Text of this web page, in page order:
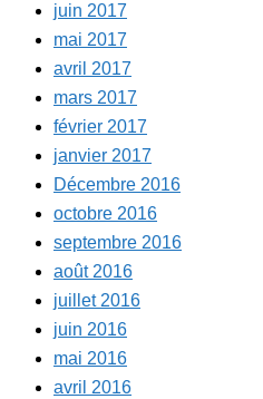
juin 2017
mai 2017
avril 2017
mars 2017
février 2017
janvier 2017
Décembre 2016
octobre 2016
septembre 2016
août 2016
juillet 2016
juin 2016
mai 2016
avril 2016